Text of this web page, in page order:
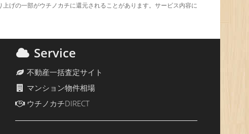
げの一部がウチノカチに還元されることがあります。サービス内容に
Service
不動産一括査定サイト
マンション物件相場
ウチノカチDIRECT